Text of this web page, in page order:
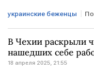
украинские беженцы
ЕВРОПА ЕС
В Чехии раскрыли
нашедших себе
18 апреля 2025, 21:55